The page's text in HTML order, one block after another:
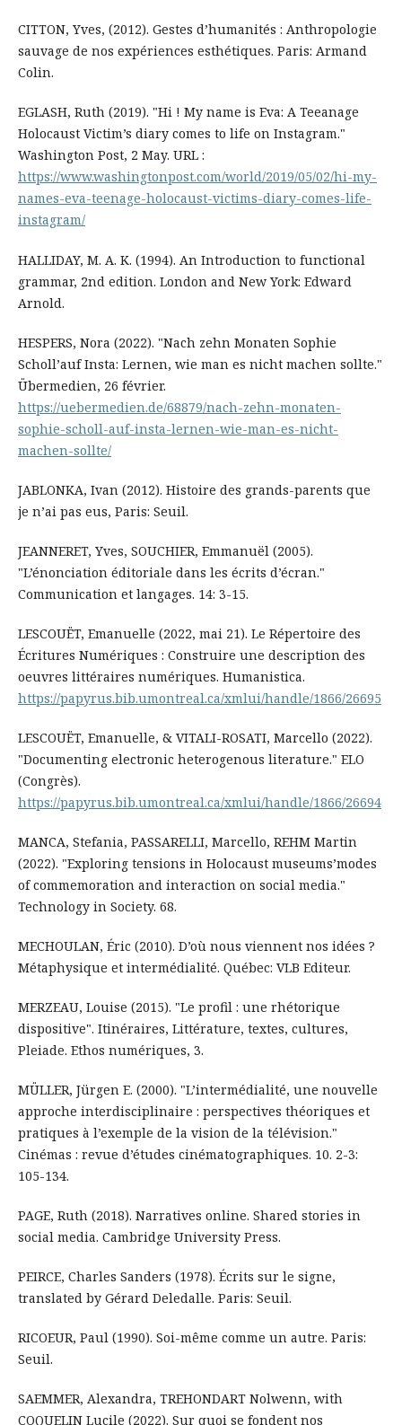
CITTON, Yves, (2012). Gestes d’humanités : Anthropologie
sauvage de nos expériences esthétiques. Paris: Armand
Colin.
EGLASH, Ruth (2019). "Hi ! My name is Eva: A Teeanage
Holocaust Victim’s diary comes to life on Instagram."
Washington Post, 2 May. URL :
https://www.washingtonpost.com/world/2019/05/02/hi-my-
names-eva-teenage-holocaust-victims-diary-comes-life-
instagram/
HALLIDAY, M. A. K. (1994). An Introduction to functional
grammar, 2nd edition. London and New York: Edward
Arnold.
HESPERS, Nora (2022). "Nach zehn Monaten Sophie
Scholl’auf Insta: Lernen, wie man es nicht machen sollte."
Übermedien, 26 février.
https://uebermedien.de/68879/nach-zehn-monaten-
sophie-scholl-auf-insta-lernen-wie-man-es-nicht-
machen-sollte/
JABLONKA, Ivan (2012). Histoire des grands-parents que
je n’ai pas eus, Paris: Seuil.
JEANNERET, Yves, SOUCHIER, Emmanuël (2005).
"L’énonciation éditoriale dans les écrits d’écran."
Communication et langages. 14: 3-15.
LESCOUËT, Emanuelle (2022, mai 21). Le Répertoire des
Écritures Numériques : Construire une description des
oeuvres littéraires numériques. Humanistica.
https://papyrus.bib.umontreal.ca/xmlui/handle/1866/26695
LESCOUËT, Emanuelle, & VITALI-ROSATI, Marcello (2022).
"Documenting electronic heterogenous literature." ELO
(Congrès).
https://papyrus.bib.umontreal.ca/xmlui/handle/1866/26694
MANCA, Stefania, PASSARELLI, Marcello, REHM Martin
(2022). "Exploring tensions in Holocaust museums’modes
of commemoration and interaction on social media."
Technology in Society. 68.
MECHOULAN, Éric (2010). D’où nous viennent nos idées ?
Métaphysique et intermédialité. Québec: VLB Editeur.
MERZEAU, Louise (2015). "Le profil : une rhétorique
dispositive". Itinéraires, Littérature, textes, cultures,
Pleiade. Ethos numériques, 3.
MÜLLER, Jürgen E. (2000). "L’intermédialité, une nouvelle
approche interdisciplinaire : perspectives théoriques et
pratiques à l’exemple de la vision de la télévision."
Cinémas : revue d’études cinématographiques. 10. 2-3:
105-134.
PAGE, Ruth (2018). Narratives online. Shared stories in
social media. Cambridge University Press.
PEIRCE, Charles Sanders (1978). Écrits sur le signe,
translated by Gérard Deledalle. Paris: Seuil.
RICOEUR, Paul (1990). Soi-même comme un autre. Paris:
Seuil.
SAEMMER, Alexandra, TREHONDART Nolwenn, with
COQUELIN Lucile (2022). Sur quoi se fondent nos